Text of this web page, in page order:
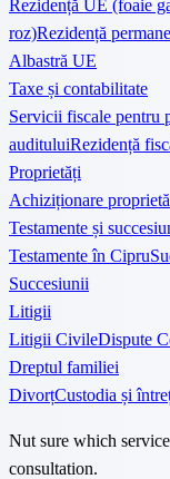
Rezidență UE (foaie
roz)Rezidență
Albastră UE
Taxe și contabilitate
Servicii fiscale pentru
audituluiRezidență
Proprietăți
Achiziționare
Testamente și
Testamente în Cipru
Succesiunii
Litigii
Litigii CivileDispute
Dreptul familiei
DivorțCustodia și
Nut sure which
consultation.